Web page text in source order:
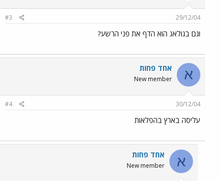
29/12/04
#3
וגם בגולאג הוא הדף את פני הרשע?
א אחד פחות
New member
30/12/04
#4
עליסה בארץ בהפלאות
א אחד פחות
New member